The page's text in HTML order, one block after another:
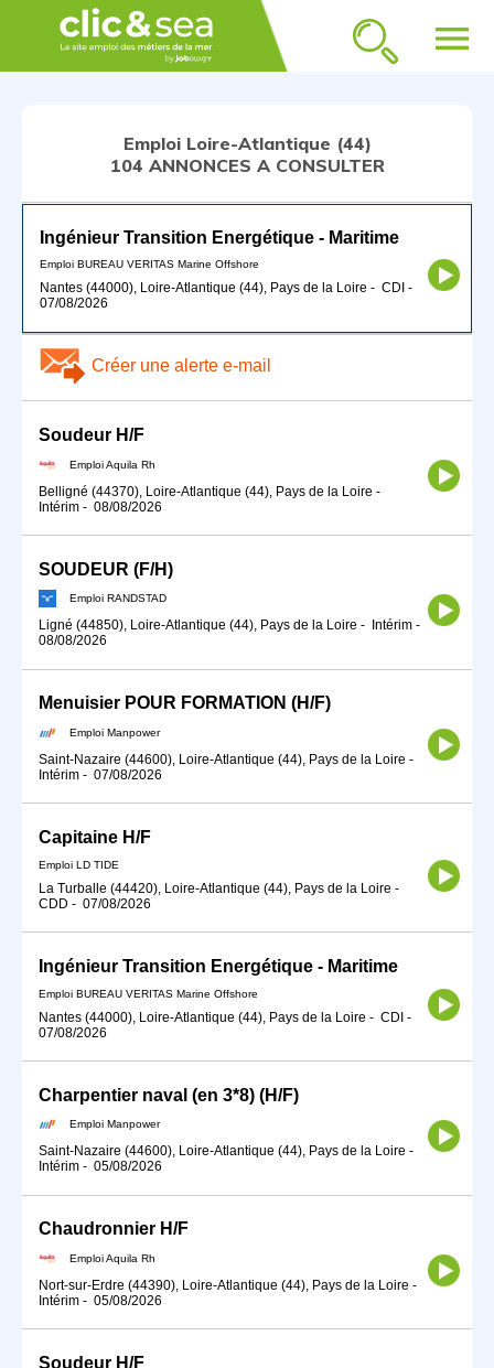
menu
Emploi Loire-Atlantique (44)
104 ANNONCES A CONSULTER
Ingénieur Transition Energétique - Maritime
Emploi BUREAU VERITAS Marine Offshore
Nantes (44000), Loire-Atlantique (44), Pays de la Loire - CDI -
07/08/2026
Créer une alerte e-mail
Soudeur H/F
Emploi Aquila Rh
Belligné (44370), Loire-Atlantique (44), Pays de la Loire -
Intérim - 08/08/2026
SOUDEUR (F/H)
Emploi RANDSTAD
Ligné (44850), Loire-Atlantique (44), Pays de la Loire - Intérim -
08/08/2026
Menuisier POUR FORMATION (H/F)
Emploi Manpower
Saint-Nazaire (44600), Loire-Atlantique (44), Pays de la Loire -
Intérim - 07/08/2026
Capitaine H/F
Emploi LD TIDE
La Turballe (44420), Loire-Atlantique (44), Pays de la Loire -
CDD - 07/08/2026
Ingénieur Transition Energétique - Maritime
Emploi BUREAU VERITAS Marine Offshore
Nantes (44000), Loire-Atlantique (44), Pays de la Loire - CDI -
07/08/2026
Charpentier naval (en 3*8) (H/F)
Emploi Manpower
Saint-Nazaire (44600), Loire-Atlantique (44), Pays de la Loire -
Intérim - 05/08/2026
Chaudronnier H/F
Emploi Aquila Rh
Nort-sur-Erdre (44390), Loire-Atlantique (44), Pays de la Loire -
Intérim - 05/08/2026
Soudeur H/F